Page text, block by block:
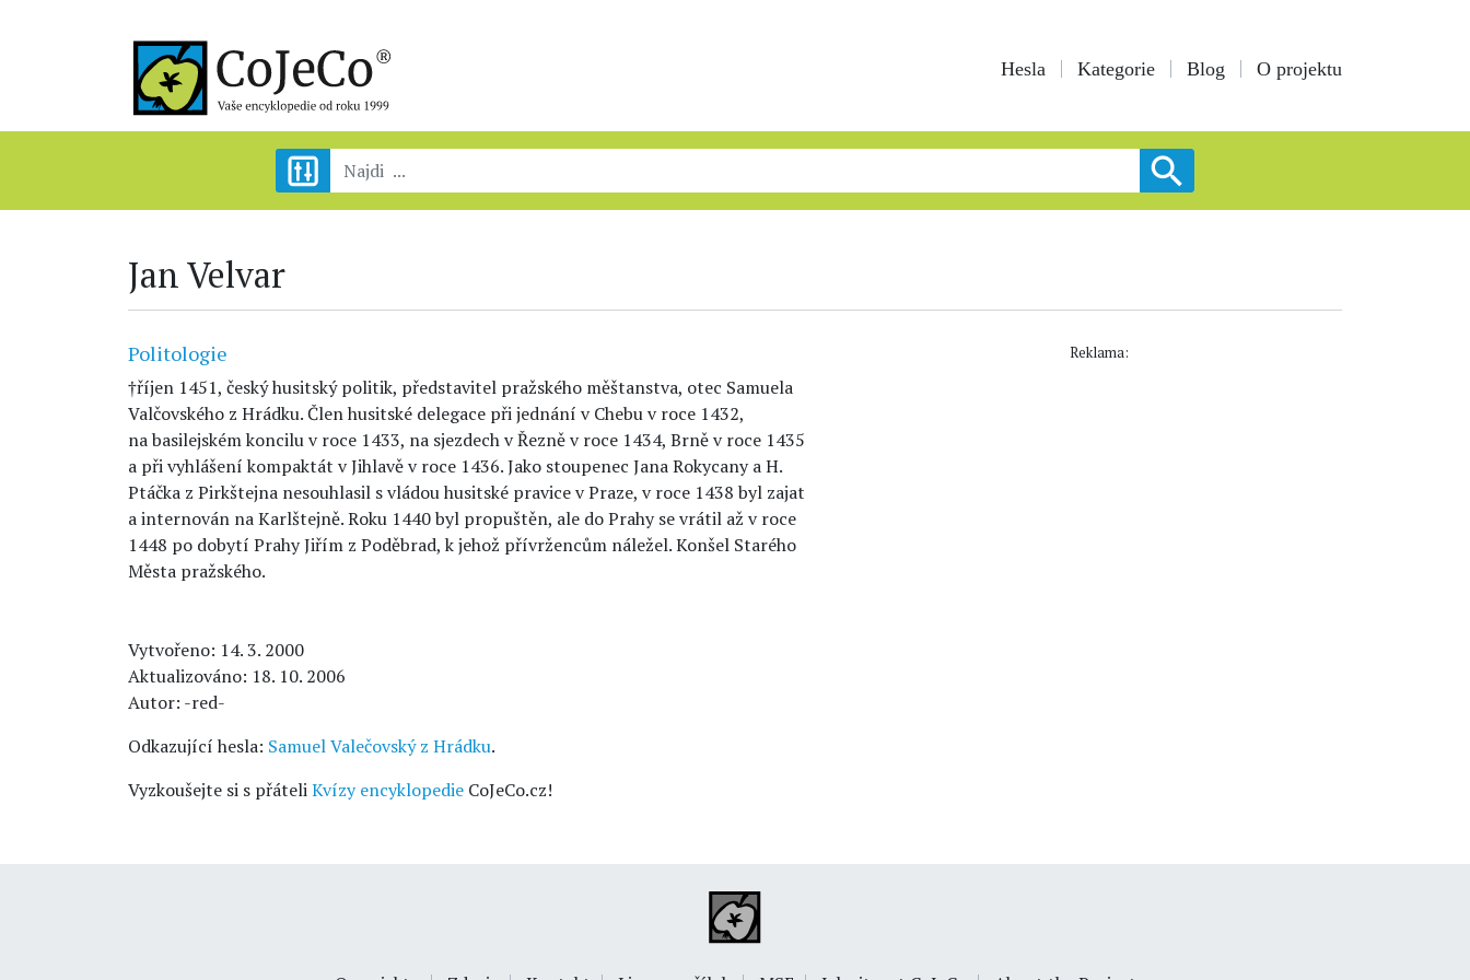
Hesla Kategorie Blog O projektu
Jan Velvar
Politologie
†říjen 1451, český husitský politik, představitel pražského měštanstva, otec Samuela
Valčovského z Hrádku. Člen husitské delegace při jednání v Chebu v roce 1432,
na basilejském koncilu v roce 1433, na sjezdech v Řezně v roce 1434, Brně v roce 1435
a při vyhlášení kompaktát v Jihlavě v roce 1436. Jako stoupenec Jana Rokycany a H.
Ptáčka z Pirkštejna nesouhlasil s vládou husitské pravice v Praze, v roce 1438 byl zajat
a internován na Karlštejně. Roku 1440 byl propuštěn, ale do Prahy se vrátil až v roce
1448 po dobytí Prahy Jiřím z Poděbrad, k jehož přívržencům náležel. Konšel Starého
Města pražského.
Vytvořeno: 14. 3. 2000
Aktualizováno: 18. 10. 2006
Autor: -red-
Odkazující hesla: Samuel Valečovský z Hrádku.
Vyzkoušejte si s přáteliKvízy encyklopedie CoJeCo.cz!
Reklama: